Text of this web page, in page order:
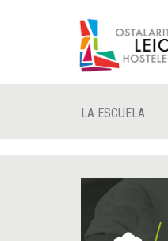
LA ESCUELA